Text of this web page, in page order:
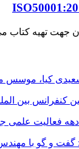
توانند با شماره های
کیا، موسس
بین المللی مهندسی
علمی جناب
و گو با